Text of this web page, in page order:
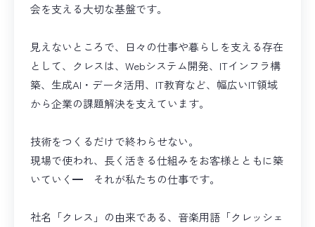
株式会社クレス
〒108-0073
東京都港区三田3-2-21 ローランドミューズ2F
03-5484-7885
03-3452-1787
会を支える大切な基盤です。
見えないところで、日々の仕事や暮らしを支える存在
として、クレスは、Webシステム開発、ITインフラ構
築、生成AI・データ活用、IT教育など、幅広いIT領域
から企業の課題解決を支えています。
技術をつくるだけで終わらせない。
現場で使われ、長く活きる仕組みをお客様とともに築
いていく━ それが私たちの仕事です。
社名「クレス」の由来である、音楽用語「クレッシェ